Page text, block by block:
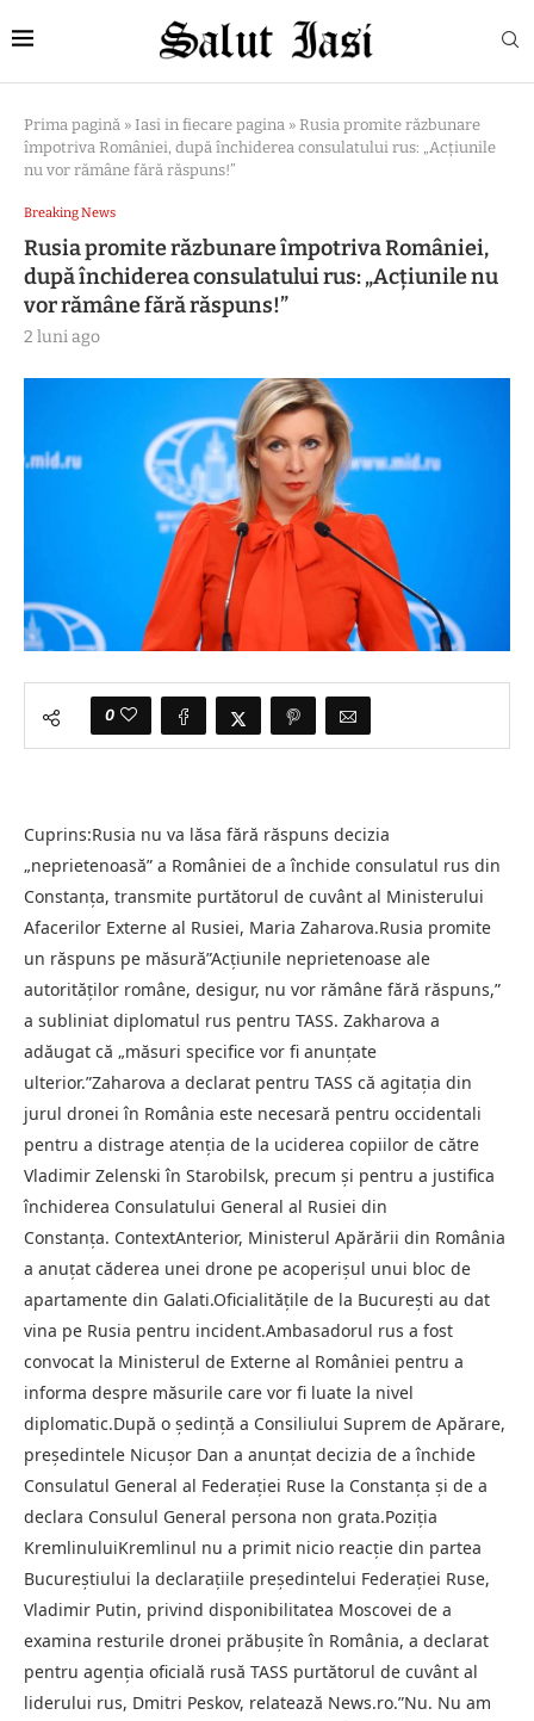
Prima pagină » Iasi in fiecare pagina » Rusia promite răzbunare
împotriva României, după închiderea consulatului rus: „Acțiunile
nu vor rămâne fără răspuns!”
Breaking News
Rusia promite răzbunare împotriva României,
după închiderea consulatului rus: „Acțiunile nu
vor rămâne fără răspuns!”
2 luni ago
0
Cuprins:Rusia nu va lăsa fără răspuns decizia
„neprietenoasă” a României de a închide consulatul rus din
Constanța, transmite purtătorul de cuvânt al Ministerului
Afacerilor Externe al Rusiei, Maria Zaharova.Rusia promite
un răspuns pe măsură”Acțiunile neprietenoase ale
autorităților române, desigur, nu vor rămâne fără răspuns,”
a subliniat diplomatul rus pentru TASS. Zakharova a
adăugat că „măsuri specifice vor fi anunțate
ulterior.”Zaharova a declarat pentru TASS că agitația din
jurul dronei în România este necesară pentru occidentali
pentru a distrage atenția de la uciderea copiilor de către
Vladimir Zelenski în Starobilsk, precum și pentru a justifica
închiderea Consulatului General al Rusiei din
Constanța. ContextAnterior, Ministerul Apărării din România
a anuțat căderea unei drone pe acoperișul unui bloc de
apartamente din Galati.Oficialitățile de la București au dat
vina pe Rusia pentru incident.Ambasadorul rus a fost
convocat la Ministerul de Externe al României pentru a
informa despre măsurile care vor fi luate la nivel
diplomatic.După o ședință a Consiliului Suprem de Apărare,
președintele Nicușor Dan a anunțat decizia de a închide
Consulatul General al Federației Ruse la Constanța și de a
declara Consulul General persona non grata.Poziția
KremlinuluiKremlinul nu a primit nicio reacţie din partea
Bucureştiului la declaraţiile preşedintelui Federaţiei Ruse,
Vladimir Putin, privind disponibilitatea Moscovei de a
examina resturile dronei prăbuşite în România, a declarat
pentru agenţia oficială rusă TASS purtătorul de cuvânt al
liderului rus, Dmitri Peskov, relatează News.ro.”Nu. Nu am